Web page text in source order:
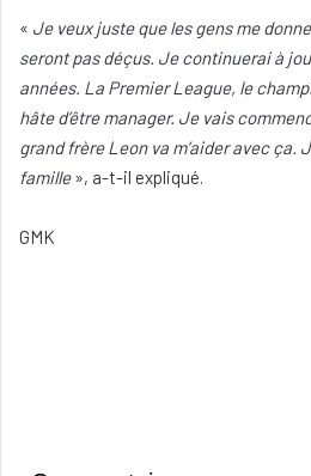
« Je veux juste que les gens me
seront pas déçus. Je continuerai à
années. La Premier League, le
hâte d’être manager. Je vais
grand frère Leon va m’aider avec ça.
famille», a-t-il expliqué.
GMK